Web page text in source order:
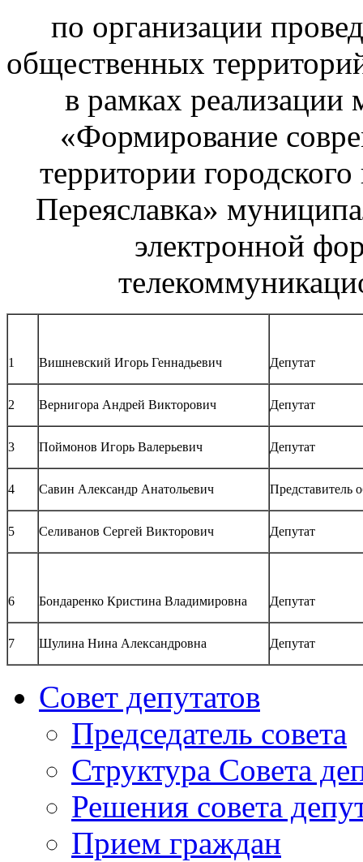
по организации
общественных
в рамках
«Формирование
территории
Переяславка»
электронной
1 Вишневский Игорь Геннадьевич Депутат
2 Вернигора Андрей Викторович Депутат
3 Поймонов Игорь Валерьевич Депутат
4 Савин Александр Анатольевич Представитель
5 Селиванов Сергей Викторович Депутат
6 Бондаренко Кристина Владимировна Депутат
7 Шулина Нина Александровна Депутат
Совет депутатов
Председатель совета
Структура Совета
Решения совета
Прием граждан